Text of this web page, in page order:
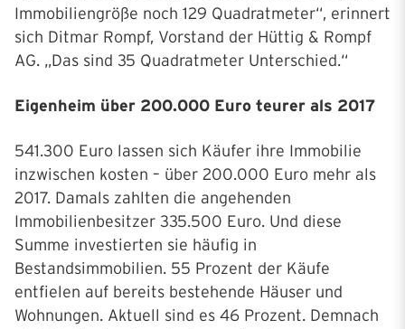
Immobiliengröße noch 129 Quadratmeter“, erinnert
sich Ditmar Rompf, Vorstand der Hüttig & Rompf
AG. „Das sind 35 Quadratmeter Unterschied.“
Eigenheim über 200.000 Euro teurer als 2017
541.300 Euro lassen sich Käufer ihre Immobilie
inzwischen kosten – über 200.000 Euro mehr als
2017. Damals zahlten die angehenden
Immobilienbesitzer 335.500 Euro. Und diese
Summe investierten sie häufig in
Bestandsimmobilien. 55 Prozent der Käufe
entfielen auf bereits bestehende Häuser und
Wohnungen. Aktuell sind es 46 Prozent. Demnach